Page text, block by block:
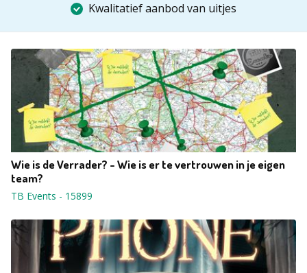
Kwalitatief aanbod van uitjes
Wie is de Verrader? - Wie is er te vertrouwen in je eigen
team?
TB Events - 15899